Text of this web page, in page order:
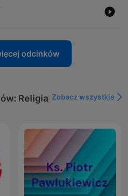
odcinków
Religia Zobacz wszystkie